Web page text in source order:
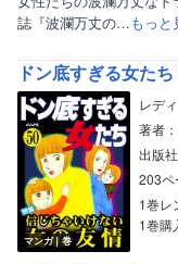
誌『波瀾万丈の…もっと
ドン底すぎる女た
マンガ｜巻
レデ
著者
出版
203ペ
1巻レ
1巻購